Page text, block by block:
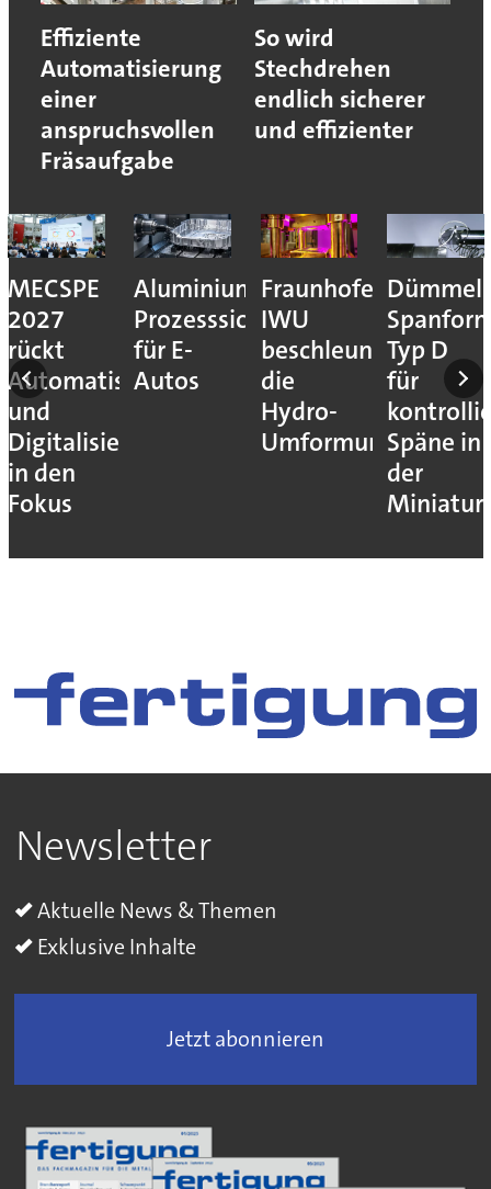
Effiziente
Automatisierung
einer
anspruchsvollen
Fräsaufgabe
So wird
Stechdrehen
endlich sicherer
und effizienter
MECSPE
2027
rückt
Automatisierung
und
Digitalisierung
in den
Fokus
Aluminiumzerspanung:
Prozesssicher
für E-
Autos
Fraunhofer
IWU
beschleunigt
die
Hydro-
Umformung
Dümmel:
Typ D
für
Späne in
der
Newsletter
Aktuelle News & Themen
Exklusive Inhalte
Jetzt abonnieren